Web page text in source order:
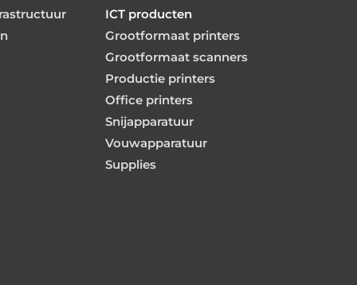
ICT producten
Grootformaat printers
Grootformaat scanners
Productie printers
Office printers
Snijapparatuur
Vouwapparatuur
Supplies